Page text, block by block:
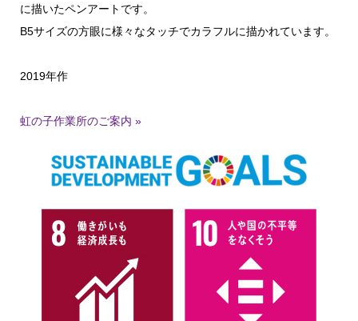
に描いたペンアートです。
B5サイズの方眼に様々なタッチでカラフルに描かれています。
2019年作
虹の子作業所のご案内 »